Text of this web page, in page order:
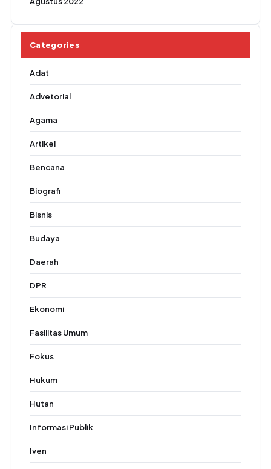
Categories
Adat
Advetorial
Agama
Artikel
Bencana
Biografi
Bisnis
Budaya
Daerah
DPR
Ekonomi
Fasilitas Umum
Fokus
Hukum
Hutan
Informasi Publik
Iven